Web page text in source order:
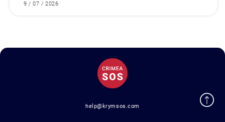
9 / 07 / 2026
help@krymsos.com